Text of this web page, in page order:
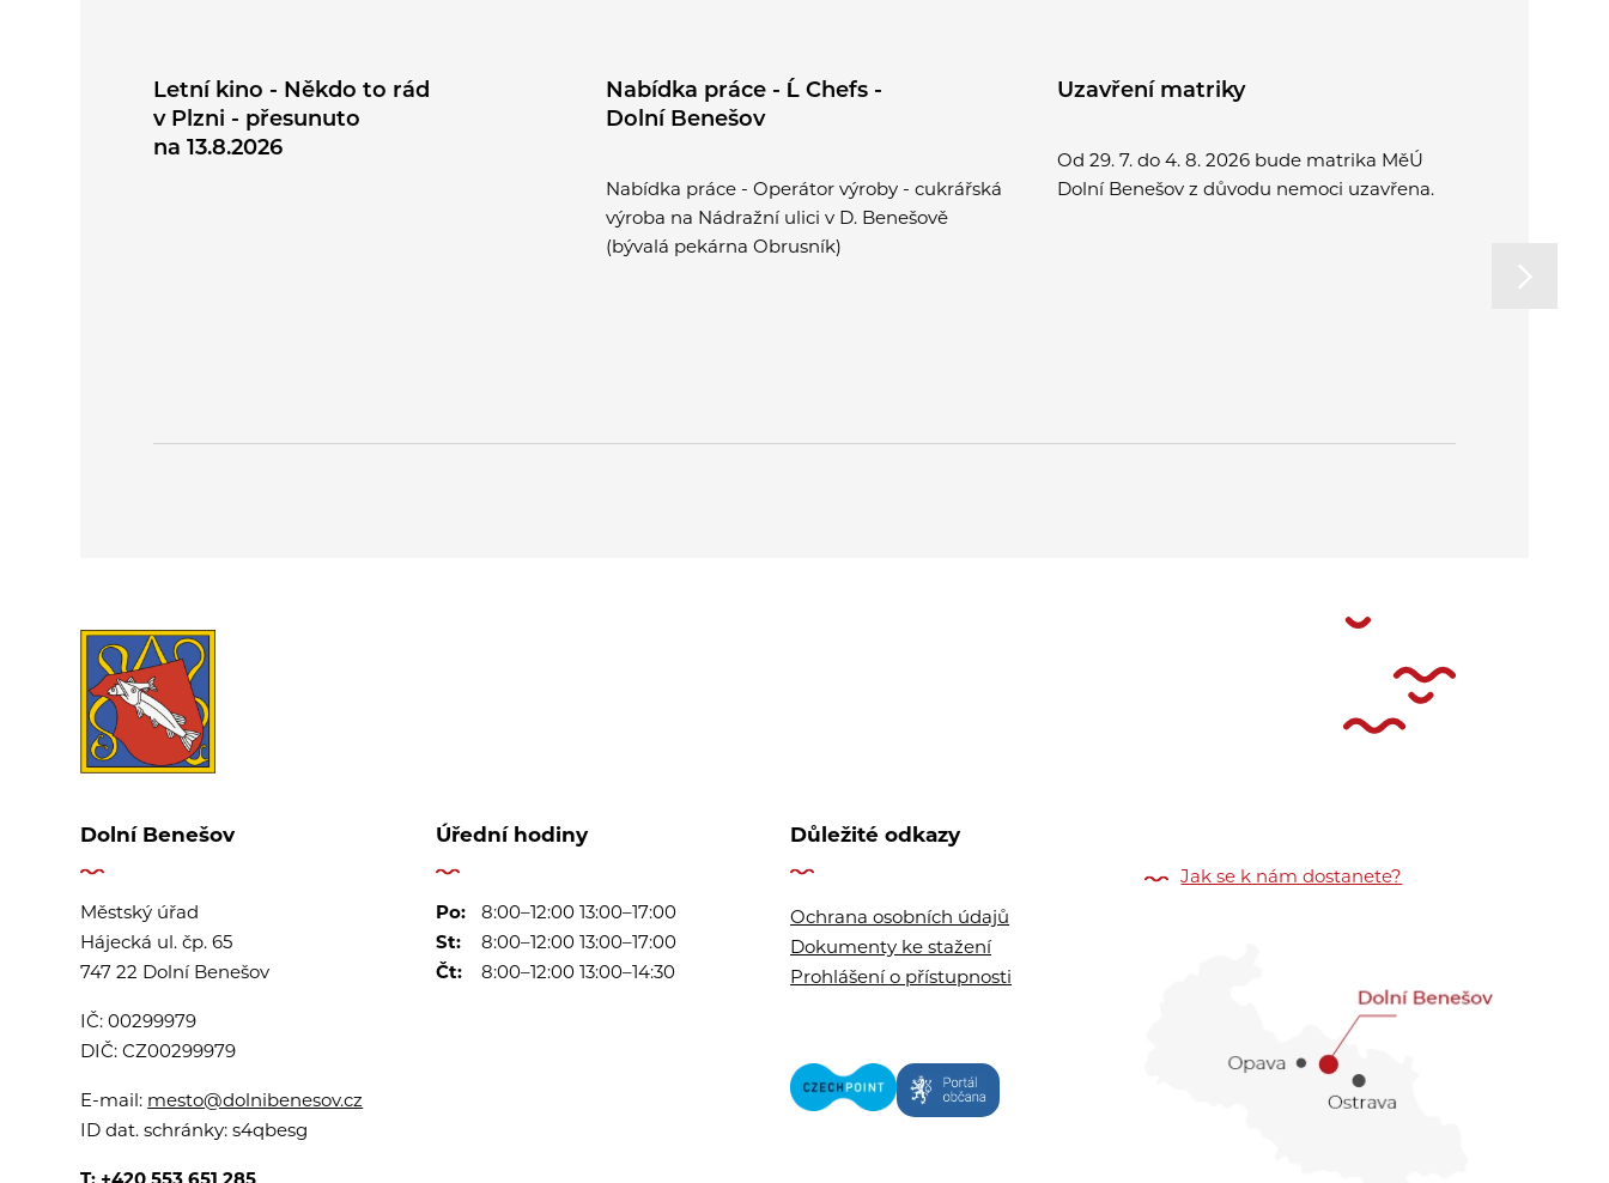
Letní kino - Někdo to rád
v Plzni - přesunuto
na 13.8.2026
Nabídka práce - Ĺ Chefs -
Dolní Benešov
Nabídka práce - Operátor výroby - cukrářská
výroba na Nádražní ulici v D. Benešově
(bývalá pekárna Obrusník)
Uzavření matriky
Od 29. 7. do 4. 8. 2026 bude matrika MěÚ
Dolní Benešov z důvodu nemoci uzavřena.
Dolní Benešov
Městský úřad
Hájecká ul. čp. 65
747 22 Dolní Benešov
IČ:00299979
DIČ:CZ00299979
E-mail: mesto@dolnibenesov.cz
ID dat. schránky:s4qbesg
Úřední hodiny
Po:
8:00–12:00 13:00–17:00
St:
8:00–12:00 13:00–17:00
Čt:
8:00–12:00 13:00–14:30
Důležité odkazy
Ochrana osobních údajů
Dokumenty ke stažení
Prohlášení o přístupnosti
Jak se k nám dostanete?